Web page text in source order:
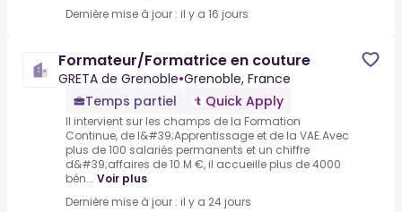
Dernière mise à jour : il y a 16 jours
Formateur/Formatrice en couture
GRETA de Grenoble•Grenoble, France
Temps partiel
Quick Apply
Il intervient sur les champs de la Formation
Continue, de l&#39;Apprentissage et de la VAE.Avec
plus de 100 salariés permanents et un chiffre
d&#39;affaires de 10.M €, il accueille plus de 4000
bén... Voir plus
Dernière mise à jour : il y a 24 jours